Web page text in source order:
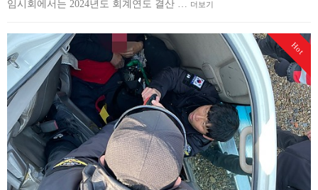
임시회에서는 2024년도 회계연도 결산 …
더보기
Hot